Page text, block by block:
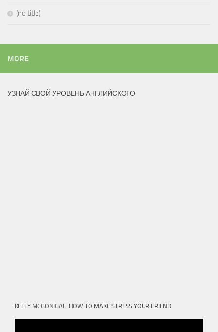
(no title)
MORE
УЗНАЙ СВОЙ УРОВЕНЬ АНГЛИЙСКОГО
KELLY MCGONIGAL: HOW TO MAKE STRESS YOUR FRIEND